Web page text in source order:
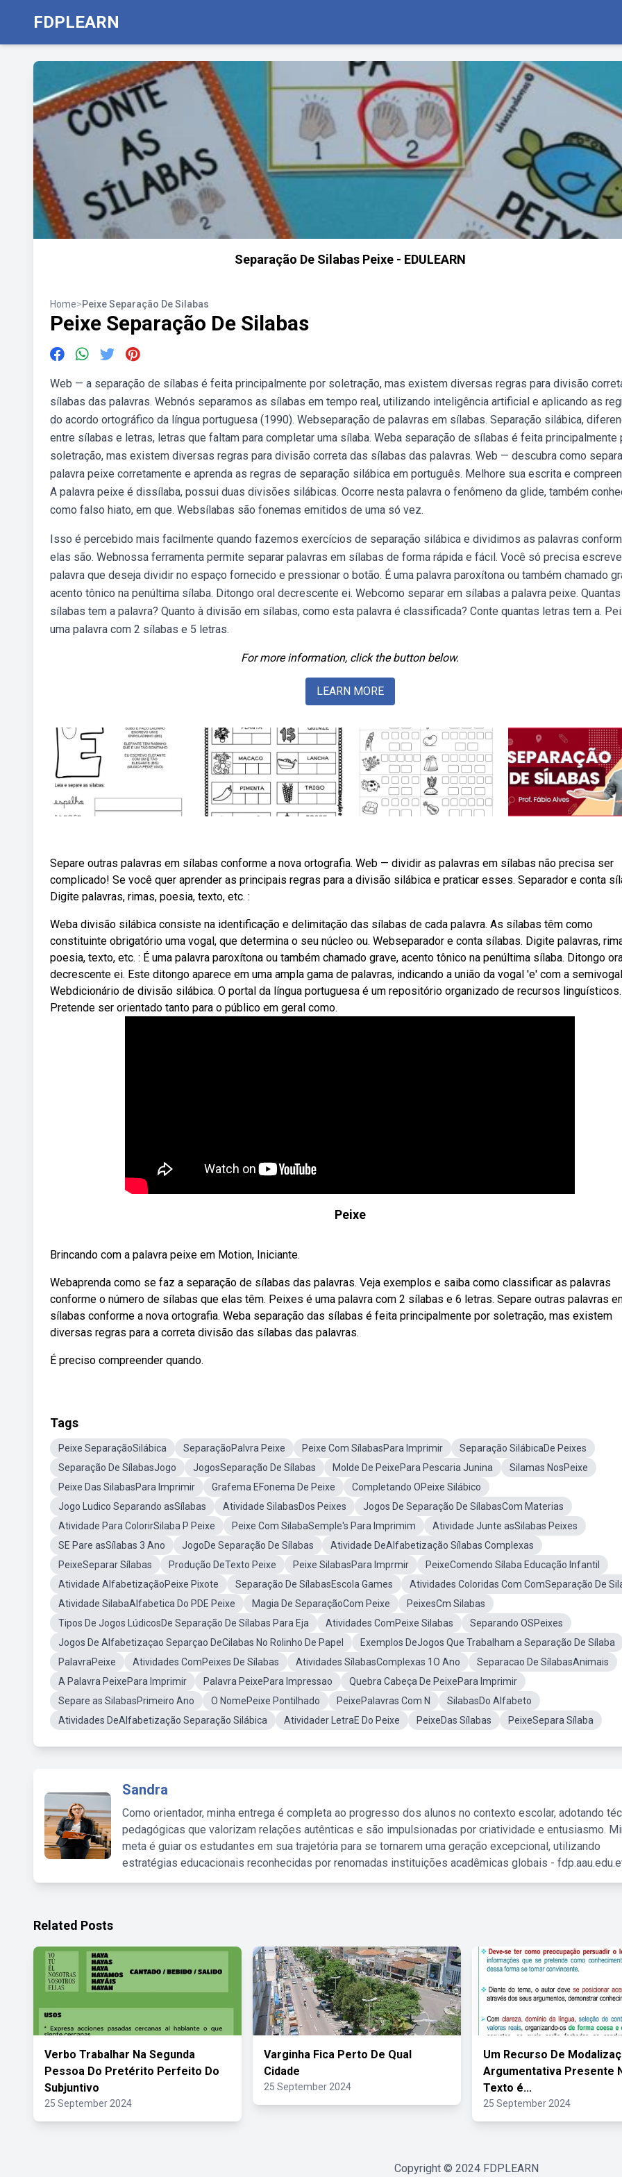
FDPLEARN
Separação De Silabas Peixe - EDULEARN
Home>Peixe Separação De Silabas
Peixe Separação De Silabas
Web — a separação de sílabas é feita principalmente por soletração, mas existem diversas regras para divisão
sílabas das palavras. Webnós separamos as sílabas em tempo real, utilizando inteligência artificial e aplicando as
do acordo ortográfico da língua portuguesa (1990). Webseparação de palavras em sílabas. Separação silábica,
entre sílabas e letras, letras que faltam para completar uma sílaba. Weba separação de sílabas é feita principalmente
soletração, mas existem diversas regras para divisão correta das sílabas das palavras. Web — descubra como
palavra peixe corretamente e aprenda as regras de separação silábica em português. Melhore sua escrita e
A palavra peixe é dissílaba, possui duas divisões silábicas. Ocorre nesta palavra o fenômeno da glide, também
como falso hiato, em que. Websílabas são fonemas emitidos de uma só vez.
Isso é percebido mais facilmente quando fazemos exercícios de separação silábica e dividimos as palavras
elas são. Webnossa ferramenta permite separar palavras em sílabas de forma rápida e fácil. Você só precisa
palavra que deseja dividir no espaço fornecido e pressionar o botão. É uma palavra paroxítona ou também chamado
acento tônico na penúltima sílaba. Ditongo oral decrescente ei. Webcomo separar em sílabas a palavra peixe. Quantas
sílabas tem a palavra? Quanto à divisão em sílabas, como esta palavra é classificada? Conte quantas letras tem a.
uma palavra com 2 sílabas e 5 letras.
For more information, click the button below.
LEARN MORE
Separe outras palavras em sílabas conforme a nova ortografia. Web — dividir as palavras em sílabas não precisa ser
complicado! Se você quer aprender as principais regras para a divisão silábica e praticar esses. Separador e conta
Digite palavras, rimas, poesia, texto, etc. :
Weba divisão silábica consiste na identificação e delimitação das sílabas de cada palavra. As sílabas têm como
constituinte obrigatório uma vogal, que determina o seu núcleo ou. Webseparador e conta sílabas. Digite palavras,
poesia, texto, etc. : É uma palavra paroxítona ou também chamado grave, acento tônico na penúltima sílaba. Ditongo
decrescente ei. Este ditongo aparece em uma ampla gama de palavras, indicando a união da vogal 'e' com a
Webdicionário de divisão silábica. O portal da língua portuguesa é um repositório organizado de recursos linguísticos.
Pretende ser orientado tanto para o público em geral como.
Peixe
Brincando com a palavra peixe em Motion, Iniciante.
Webaprenda como se faz a separação de sílabas das palavras. Veja exemplos e saiba como classificar as palavras
conforme o número de sílabas que elas têm. Peixes é uma palavra com 2 sílabas e 6 letras. Separe outras palavras
sílabas conforme a nova ortografia. Weba separação das sílabas é feita principalmente por soletração, mas existem
diversas regras para a correta divisão das sílabas das palavras.
É preciso compreender quando.
Tags
Peixe SeparaçãoSilábica SeparaçãoPalvra Peixe Peixe Com SílabasPara Imprimir
Separação SilábicaDe Peixes
Separação De SílabasJogo
JogosSeparação De Sílabas Molde De PeixePara Pescaria Junina
Silamas NosPeixe
Peixe Das SilabasPara Imprimir
Grafema EFonema De Peixe
Completando OPeixe Silábico
Jogo Ludico Separando asSílabas
Atividade SilabasDos Peixes
Jogos De Separação De SílabasCom Materias
Atividade Para ColorirSilaba P Peixe
Peixe Com SilabaSemple's Para Imprimim
Atividade Junte asSilabas Peixes
SE Pare asSílabas 3 Ano
JogoDe Separação De Sílabas
Atividade DeAlfabetização Sílabas Complexas
PeixeSeparar Sílabas
Produção DeTexto Peixe Peixe SilabasPara Imprmir
PeixeComendo Sílaba Educação Infantil
Atividade AlfabetizaçãoPeixe Pixote
Separação De SílabasEscola Games
Atividades Coloridas Com ComSeparação De
Atividade SilabaAlfabetica Do PDE Peixe
Magia De SeparaçãoCom Peixe
PeixesCm Silabas
Tipos De Jogos LúdicosDe Separação De Sílabas Para Eja
Atividades ComPeixe Silabas
Separando OSPeixes
Jogos De Alfabetizaçao Separçao DeCilabas No Rolinho De Papel
Exemplos DeJogos Que Trabalham a Separação De Sílaba
PalavraPeixe
Atividades ComPeixes De Sílabas Atividades SílabasComplexas 1O Ano
Separacao De SílabasAnimais
A Palavra PeixePara Imprimir
Palavra PeixePara Impressao
Quebra Cabeça De PeixePara Imprimir
Separe as SilabasPrimeiro Ano
O NomePeixe Pontilhado PeixePalavras Com N
SilabasDo Alfabeto
Atividades DeAlfabetização Separação Silábica
Atividader LetraE Do Peixe PeixeDas Sílabas PeixeSepara Sílaba
Sandra
Como orientador, minha entrega é completa ao progresso dos alunos no contexto escolar, adotando
pedagógicas que valorizam relações autênticas e são impulsionadas por criatividade e entusiasmo.
meta é guiar os estudantes em sua trajetória para se tornarem uma geração excepcional, utilizando
estratégias educacionais reconhecidas por renomadas instituições acadêmicas globais -
Related Posts
Verbo Trabalhar Na Segunda
Pessoa Do Pretérito Perfeito Do
Subjuntivo
25 September 2024
Varginha Fica Perto De Qual
Cidade
25 September 2024
Um Recurso De
Argumentativa Presente
Texto é...
25 September 2024
Copyright © 2024 FDPLEARN